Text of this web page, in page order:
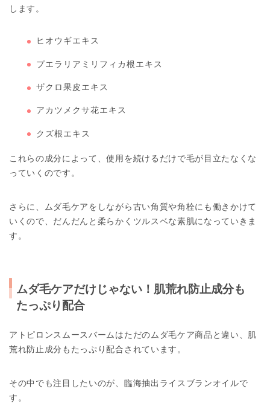
します。
ヒオウギエキス
プエラリアミリフィカ根エキス
ザクロ果皮エキス
アカツメクサ花エキス
クズ根エキス
これらの成分によって、使用を続けるだけで毛が目立たなくな
っていくのです。
さらに、ムダ毛ケアをしながら古い角質や角栓にも働きかけて
いくので、だんだんと柔らかくツルスベな素肌になっていきま
す。
ムダ毛ケアだけじゃない！肌荒れ防止成分も
たっぷり配合
アトピロンスムースバームはただのムダ毛ケア商品と違い、肌
荒れ防止成分もたっぷり配合されています。
その中でも注目したいのが、臨海抽出ライスブランオイルで
す。